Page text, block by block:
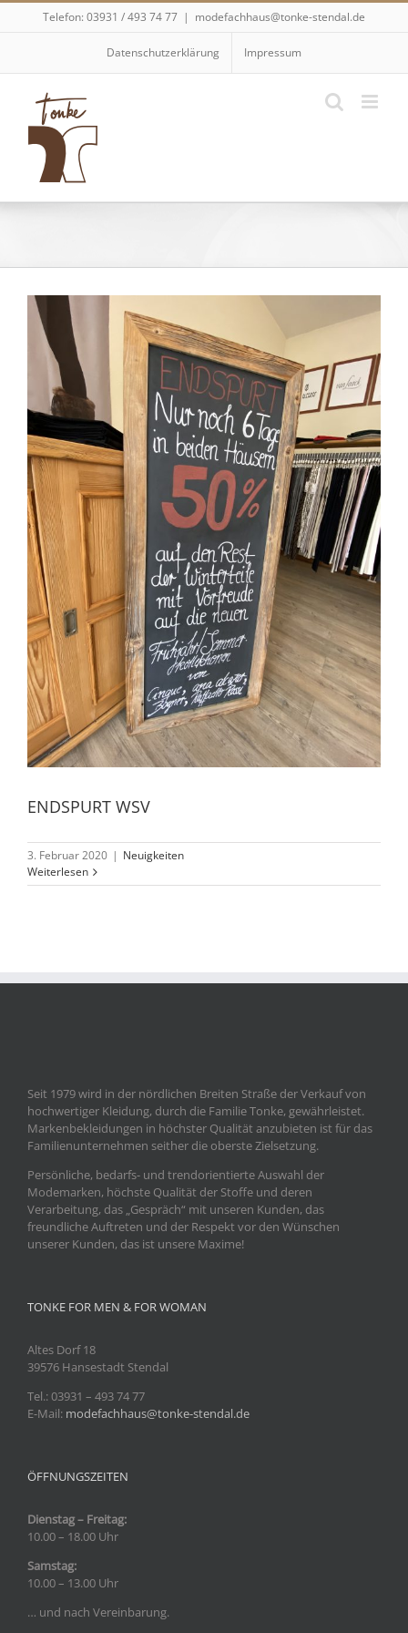
Skip
Telefon: 03931 / 493 74 77 | modefachhaus@tonke-stendal.de
Datenschutzerklärung Impressum
ENDSPURT WSV
3. Februar 2020 | Neuigkeiten
Weiterlesen
Seit 1979 wird in der nördlichen Breiten Straße der Verkauf von
hochwertiger Kleidung, durch die Familie Tonke, gewährleistet.
Markenbekleidungen in höchster Qualität anzubieten ist für das
Familienunternehmen seither die oberste Zielsetzung.
Persönliche, bedarfs- und trendorientierte Auswahl der
Modemarken, höchste Qualität der Stoffe und deren
Verarbeitung, das „Gespräch“ mit unseren Kunden, das
freundliche Auftreten und der Respekt vor den Wünschen
unserer Kunden, das ist unsere Maxime!
TONKE FOR MEN & FOR WOMAN
Altes Dorf 18
39576 Hansestadt Stendal
Tel.: 03931 – 493 74 77
E-Mail: modefachhaus@tonke-stendal.de
ÖFFNUNGSZEITEN
Dienstag – Freitag:
10.00 – 18.00 Uhr
Samstag:
10.00 – 13.00 Uhr
… und nach Vereinbarung.